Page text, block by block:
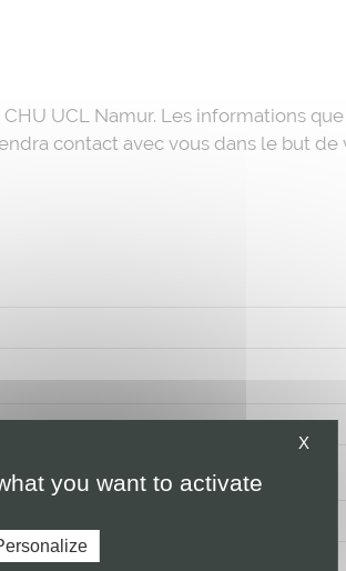
UCL Namur. Les informations
contact avec vous dans le but de
X
you want to activate